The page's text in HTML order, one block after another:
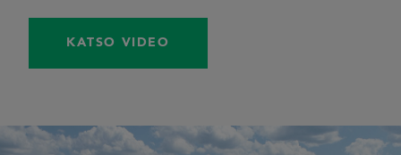
KATSO VIDEO